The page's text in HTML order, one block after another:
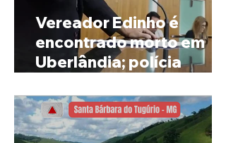
Vereador Edinho é
encontrado morto em
Uberlândia; polícia